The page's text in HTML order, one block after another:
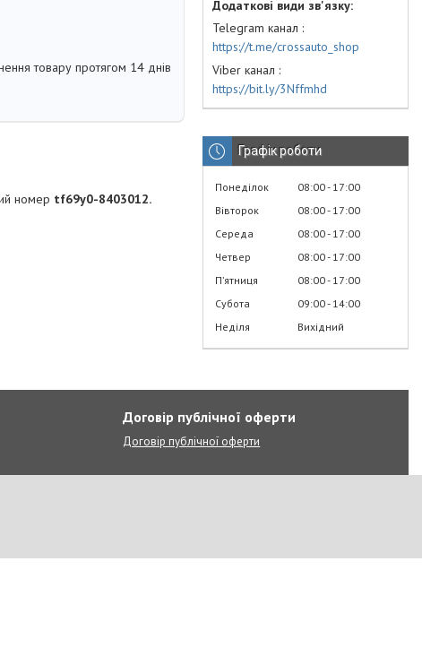
товару протягом 14 днів
номер tf69y0-8403012.
Telegram канал
https://t.me/crossauto_shop
Viber канал
https://bit.ly/3Nffmhd
Графік роботи
Понеділок 08:00 17:00
Вівторок
08:00 17:00
Середа
08:00 17:00
Четвер
08:00 17:00
Пʼятниця
08:00 17:00
Субота
09:00 14:00
Неділя
Вихідний
Договір публічної оферти
Договір публічної оферти